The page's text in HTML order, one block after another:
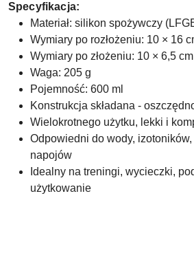
Specyfikacja:
Materiał: silikon spożywczy
Wymiary po rozłożeniu: 10 × 16
Wymiary po złożeniu: 10 × 6,5 cm
Waga: 205 g
Pojemność: 600 ml
Konstrukcja składana -
Wielokrotnego użytku, lekki i
Odpowiedni do wody,
napojów
Idealny na treningi, wycieczki,
użytkowanie